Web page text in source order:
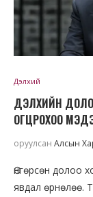
Дэлхий
ДЭЛХИЙН
ОГЦРОХОО
оруулсан Алсын
Өнгөрсөн долоо
явдал өрнөлөө.